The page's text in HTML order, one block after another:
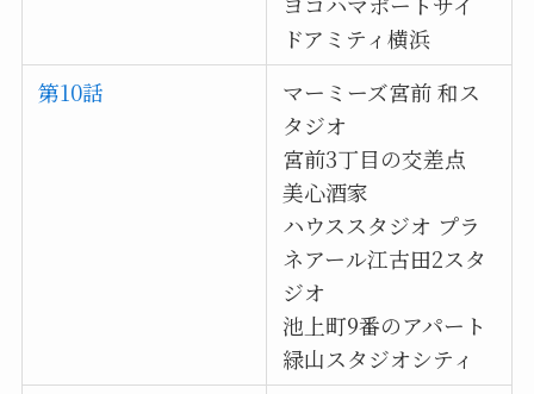
ドアミティ横浜
第10話
マーミーズ宮前 和ス
タジオ
宮前3丁目の交差点
美心酒家
ハウススタジオ プラ
ネアール江古田2スタ
ジオ
池上町9番のアパート
緑山スタジオシティ